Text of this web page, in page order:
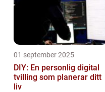
01 september 2025
DIY: En personlig digital
tvilling som planerar ditt
liv